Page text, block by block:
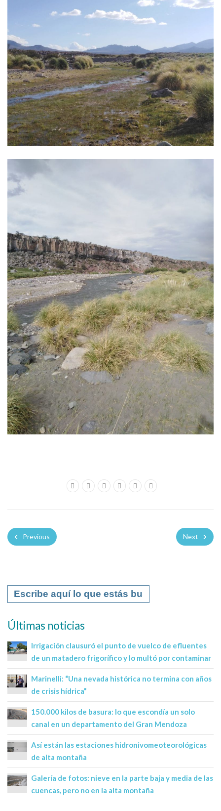
Previous Next
Últimas noticias
Irrigación clausuró el punto de vuelco de efluentes
de un matadero frigorífico y lo multó por contaminar
Marinelli: “Una nevada histórica no termina con años
de crisis hídrica”
150.000 kilos de basura: lo que escondía un solo
canal en un departamento del Gran Mendoza
Así están las estaciones hidronivomeoteorológicas
de alta montaña
Galería de fotos: nieve en la parte baja y media de las
cuencas, pero no en la alta montaña